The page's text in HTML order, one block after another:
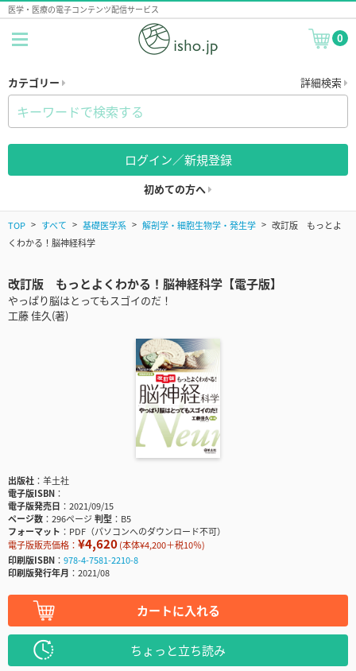
医学・医療の電子コンテンツ配信サービス
0
カテゴリー 詳細検索
ログイン／新規登録
初めての方へ
TOP すべて 基礎医学系 解剖学・細胞生物学・発生学
改訂版 もっとよ
くわかる！脳神経科学
改訂版 もっとよくわかる！脳神経科学【電子版】
やっぱり脳はとってもスゴイのだ！
工藤 佳久(著)
出版社
羊土社
電子版ISBN
電子版発売日
2021/09/15
ページ数
296ページ判型
B5
フォーマット
PDF（パソコンへのダウンロード不可）
電子版販売価格： ¥4,620(本体¥4,200＋税10％)
印刷版ISBN
978-4-7581-2210-8
印刷版発行年月
2021/08
カートに入れる
ちょっと立ち読み